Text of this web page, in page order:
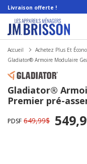
Livraison offerte !
Accueil
Achetez Plus Et
Gladiator® Armoire Modulaire
Gladiator®
Premier pré-
PDSF 649,99$